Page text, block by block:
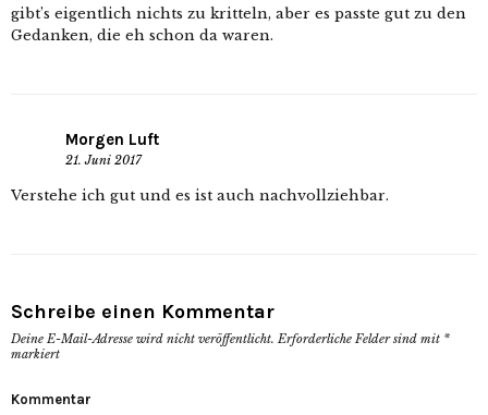
gibt’s eigentlich nichts zu kritteln, aber es passte gut zu den
Gedanken, die eh schon da waren.
Morgen Luft
21. Juni 2017
Verstehe ich gut und es ist auch nachvollziehbar.
Schreibe einen Kommentar
Deine E-Mail-Adresse wird nicht veröffentlicht. Erforderliche Felder sind mit *
markiert
Kommentar